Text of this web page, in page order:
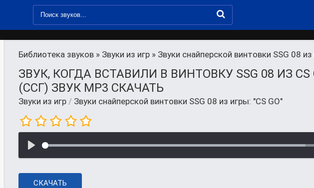
Библиотека звуков » Звуки из игр » Звуки снайперской винтовки SSG 08 из
ЗВУК, КОГДА ВСТАВИЛИ В ВИНТОВКУ SSG 08 ИЗ CS
(ССГ) ЗВУК MP3 СКАЧАТЬ
Звуки из игр / Звуки снайперской винтовки SSG 08 из игры: "CS GO"
СКАЧАТЬ